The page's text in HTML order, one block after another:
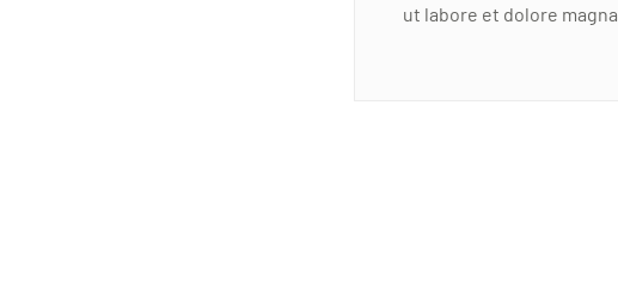
ut labore et dolore magna